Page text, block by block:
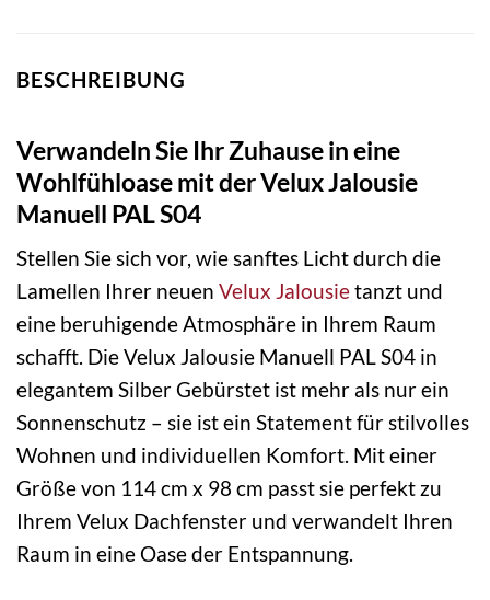
BESCHREIBUNG
Verwandeln Sie Ihr Zuhause in eine
Wohlfühloase mit der Velux Jalousie
Manuell PAL S04
Stellen Sie sich vor, wie sanftes Licht durch die
Lamellen Ihrer neuen Velux Jalousietanzt und
eine beruhigende Atmosphäre in Ihrem Raum
schafft. Die Velux Jalousie Manuell PAL S04 in
elegantem Silber Gebürstet ist mehr als nur ein
Sonnenschutz – sie ist ein Statement für stilvolles
Wohnen und individuellen Komfort. Mit einer
Größe von 114 cm x 98 cm passt sie perfekt zu
Ihrem Velux Dachfenster und verwandelt Ihren
Raum in eine Oase der Entspannung.